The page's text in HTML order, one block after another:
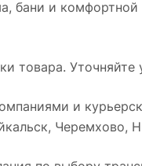
бани и
товара.
и